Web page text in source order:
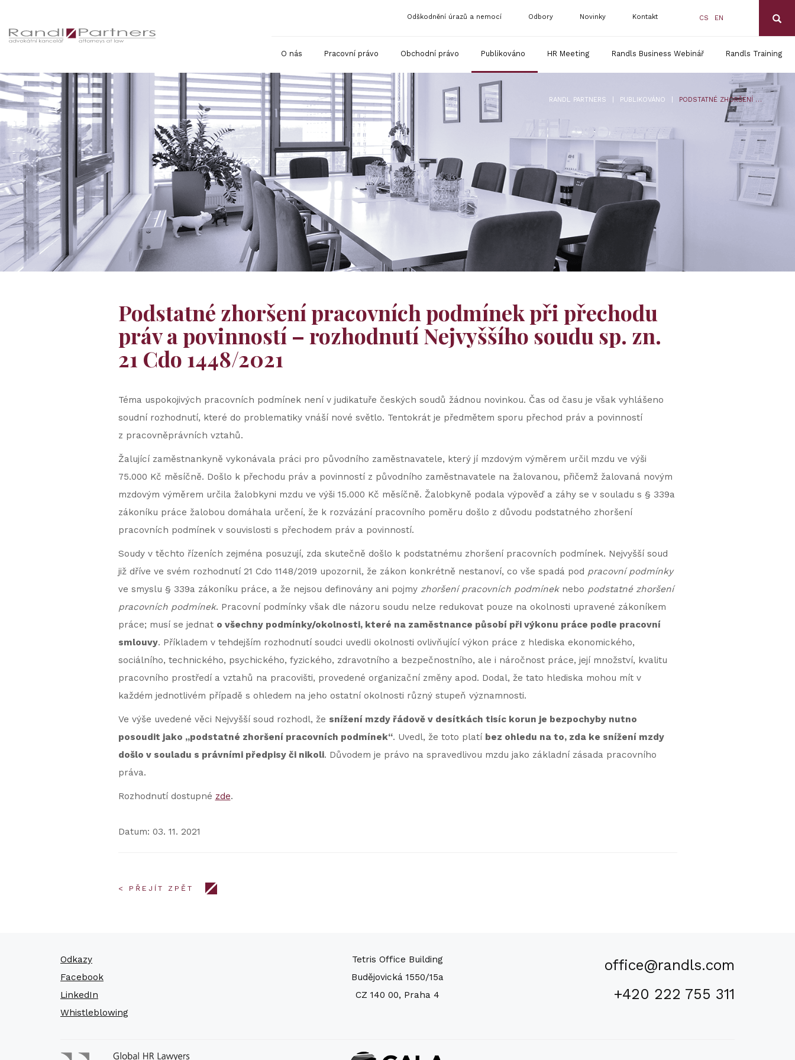
CS EN
Odškodnění úrazů a nemocí Odbory Novinky Kontakt
O nás Pracovní právo Obchodní právo Publikováno HR Meeting Randls Business Webinář Randls Training
RANDL PARTNERS PUBLIKOVÁNO PODSTATNÉ ZHORŠENÍ PRACOVNÍCH PODMÍNEK PŘI PŘECHODU PRÁV A POVINNOSTÍ – ROZHODNUTÍ NEJVYŠŠÍHO SOUDU SP. ZN. 21 CDO 1448/2021
Podstatné zhoršení pracovních podmínek při přechodu
práv a povinností – rozhodnutí Nejvyššího soudu sp. zn.
21 Cdo 1448/2021
Téma uspokojivých pracovních podmínek není v judikatuře českých soudů žádnou novinkou. Čas od času je však vyhlášeno
soudní rozhodnutí, které do problematiky vnáší nové světlo. Tentokrát je předmětem sporu přechod práv a povinností
z pracovněprávních vztahů.
Žalující zaměstnankyně vykonávala práci pro původního zaměstnavatele, který jí mzdovým výměrem určil mzdu ve výši
75.000 Kč měsíčně. Došlo k přechodu práv a povinností z původního zaměstnavatele na žalovanou, přičemž žalovaná novým
mzdovým výměrem určila žalobkyni mzdu ve výši 15.000 Kč měsíčně. Žalobkyně podala výpověď a záhy se v souladu s § 339a
zákoníku práce žalobou domáhala určení, že k rozvázání pracovního poměru došlo z důvodu podstatného zhoršení
pracovních podmínek v souvislosti s přechodem práv a povinností.
Soudy v těchto řízeních zejména posuzují, zda skutečně došlo k podstatnému zhoršení pracovních podmínek. Nejvyšší soud
již dříve ve svém rozhodnutí 21 Cdo 1148/2019 upozornil, že zákon konkrétně nestanoví, co vše spadá pod pracovní podmínky
ve smyslu § 339a zákoníku práce, a že nejsou definovány ani pojmy zhoršení pracovních podmínek nebo podstatné zhoršení
pracovních podmínek. Pracovní podmínky však dle názoru soudu nelze redukovat pouze na okolnosti upravené zákoníkem
práce; musí se jednat o všechny podmínky/okolnosti, které na zaměstnance působí při výkonu práce podle pracovní
smlouvy. Příkladem v tehdejším rozhodnutí soudci uvedli okolnosti ovlivňující výkon práce z hlediska ekonomického,
sociálního, technického, psychického, fyzického, zdravotního a bezpečnostního, ale i náročnost práce, její množství, kvalitu
pracovního prostředí a vztahů na pracovišti, provedené organizační změny apod. Dodal, že tato hlediska mohou mít v
každém jednotlivém případě s ohledem na jeho ostatní okolnosti různý stupeň významnosti.
Ve výše uvedené věci Nejvyšší soud rozhodl, že snížení mzdy řádově v desítkách tisíc korun je bezpochyby nutno
posoudit jako „podstatné zhoršení pracovních podmínek“. Uvedl, že toto platí bez ohledu na to, zda ke snížení mzdy
došlo v souladu s právními předpisy či nikoli. Důvodem je právo na spravedlivou mzdu jako základní zásada pracovního
práva.
Rozhodnutí dostupné zde.
Datum: 03. 11. 2021
< PŘEJÍT ZPĚT
Odkazy
Facebook
LinkedIn
Whistleblowing
Tetris Office Building
Budějovická 1550/15a
CZ 140 00, Praha 4
office@randls.com
+420 222 755 311